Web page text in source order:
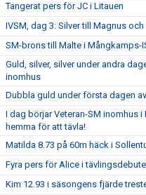
Tangerat pers för JC i Litauen
IVSM, dag 3: Silver till Magnus
SM-brons till Malte i Mångkamps-
Guld, silver, silver under andra
inomhus
Dubbla guld under första dagen
I dag börjar Veteran-SM inomhus
hemma för att tävla!
Matilda 8.73 på 60m häck i
Fyra pers för Alice i
Kim 12.93 i säsongens fjärde